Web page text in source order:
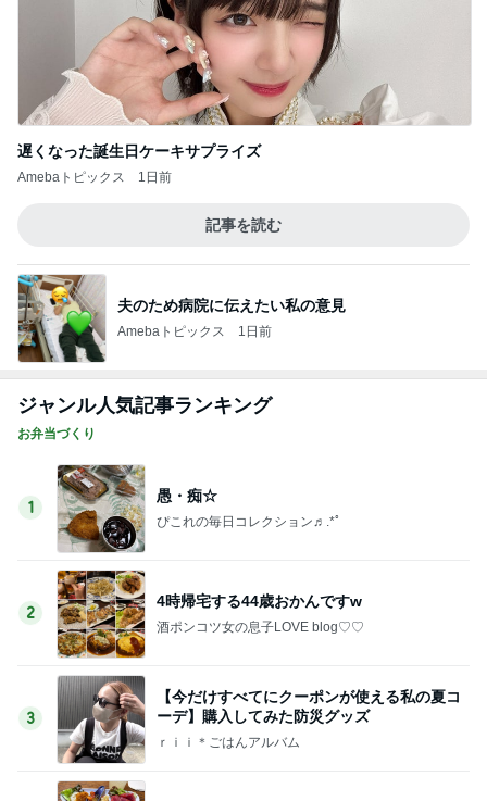
遅くなった誕生日ケーキサプライズ
Amebaトピックス 1日前
記事を読む
夫のため病院に伝えたい私の意見
Amebaトピックス 1日前
ジャンル人気記事ランキング
お弁当づくり
1
愚・痴☆
ぴこれの毎日コレクション♬.*ﾟ
2
4時帰宅する44歳おかんですw
酒ポンコツ女の息子LOVE blog♡♡
3
【今だけすべてにクーポンが使える私の夏コ
ーデ】購入してみた防災グッズ
ｒｉｉ＊ごはんアルバム